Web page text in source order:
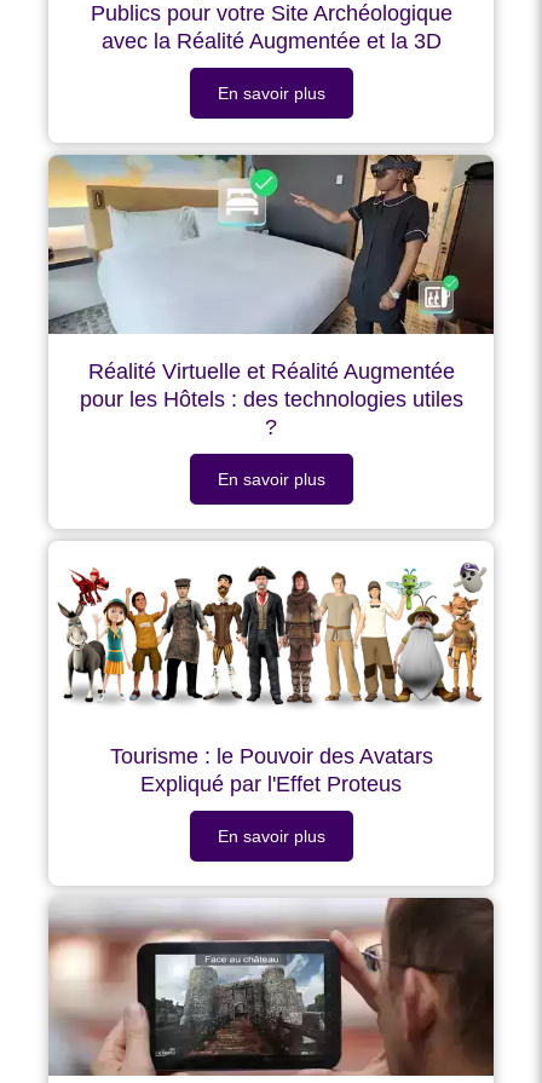
Publics pour votre Site Archéologique
avec la Réalité Augmentée et la 3D
En savoir plus
Réalité Virtuelle et Réalité Augmentée
pour les Hôtels : des technologies utiles
?
En savoir plus
Tourisme : le Pouvoir des Avatars
Expliqué par l'Effet Proteus
En savoir plus